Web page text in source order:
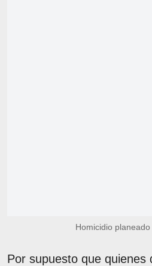
Homicidio
Por supuesto que quienes